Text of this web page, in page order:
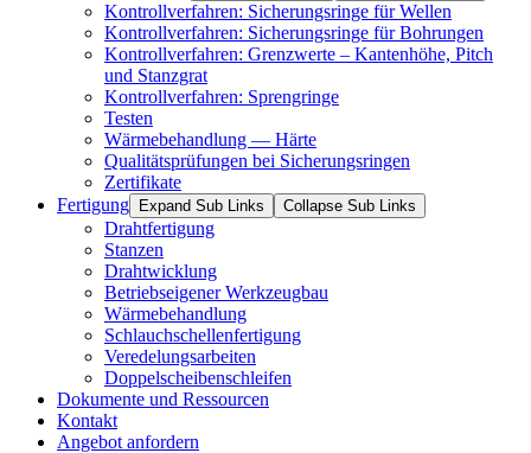
Kontrollverfahren: Sicherungsringe für Wellen
Kontrollverfahren: Sicherungsringe für Bohrungen
Kontrollverfahren: Grenzwerte – Kantenhöhe, Pitch
und Stanzgrat
Kontrollverfahren: Sprengringe
Testen
Wärmebehandlung — Härte
Qualitätsprüfungen bei Sicherungsringen
Zertifikate
Fertigung
Expand Sub Links Collapse Sub Links
Drahtfertigung
Stanzen
Drahtwicklung
Betriebseigener Werkzeugbau
Wärmebehandlung
Schlauchschellenfertigung
Veredelungsarbeiten
Doppelscheibenschleifen
Dokumente und Ressourcen
Kontakt
Angebot anfordern